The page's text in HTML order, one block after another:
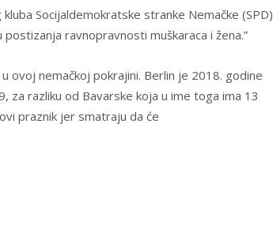
Socijaldemokratske stranke Nemačke (SPD)
ravnopravnosti muškaraca i žena.”
ovoj nemačkoj pokrajini. Berlin je 2018. godine
za razliku od Bavarske koja u ime toga ima 13
praznik jer smatraju da će